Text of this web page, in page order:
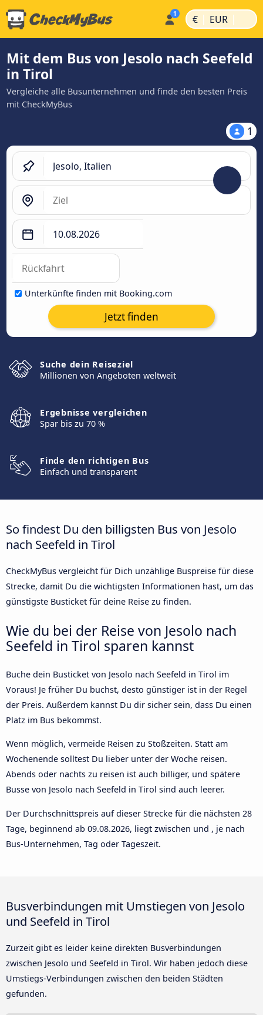
€ | EUR |
Mit dem Bus von Jesolo nach Seefeld
in Tirol
Vergleiche alle Busunternehmen und finde den besten Preis
mit CheckMyBus
1
Unterkünfte finden mit Booking.com
Jetzt finden
Suche dein Reiseziel
Millionen von Angeboten weltweit
Ergebnisse vergleichen
Spar bis zu 70 %
Finde den richtigen Bus
Einfach und transparent
So findest Du den billigsten Bus von Jesolo
nach Seefeld in Tirol
CheckMyBus vergleicht für Dich unzählige Buspreise für diese
Strecke, damit Du die wichtigsten Informationen hast, um das
günstigste Busticket für deine Reise zu finden.
Wie du bei der Reise von Jesolo nach
Seefeld in Tirol sparen kannst
Buche dein Busticket von Jesolo nach Seefeld in Tirol im
Voraus! Je früher Du buchst, desto günstiger ist in der Regel
der Preis. Außerdem kannst Du dir sicher sein, dass Du einen
Platz im Bus bekommst.
Wenn möglich, vermeide Reisen zu Stoßzeiten. Statt am
Wochenende solltest Du lieber unter der Woche reisen.
Abends oder nachts zu reisen ist auch billiger, und spätere
Busse von Jesolo nach Seefeld in Tirol sind auch leerer.
Der Durchschnittspreis auf dieser Strecke für die nächsten 28
Tage, beginnend ab 09.08.2026, liegt zwischen und , je nach
Bus-Unternehmen, Tag oder Tageszeit.
Busverbindungen mit Umstiegen von Jesolo
und Seefeld in Tirol
Zurzeit gibt es leider keine direkten Busverbindungen
zwischen Jesolo und Seefeld in Tirol. Wir haben jedoch diese
Umstiegs-Verbindungen zwischen den beiden Städten
gefunden.